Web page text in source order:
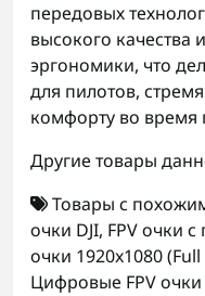
передовых
высокого
эргономики, что
для пилотов,
комфорту во время
Другие товары
Товары с
очки DJI, FPV очки
очки 1920x1080 (Full
Цифровые FPV очки